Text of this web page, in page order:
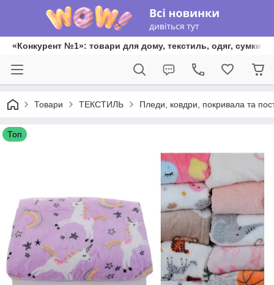
«Конкурент №1»: товари для дому, текстиль, одяг, сумки
Товари ТЕКСТИЛЬ Пледи, ковдри, покривала та
Топ